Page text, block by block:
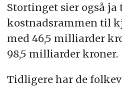
Stortinget sier også ja
kostnadsrammen til
med 46,5 milliarder
98,5 milliarder kroner.
Tidligere har de